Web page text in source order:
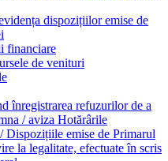
dispozițiilor emise de
financiare
de venituri
înregistrarea refuzurilor de a
/ aviza Hotărârile
Dispozițiile emise de Primarul
la legalitate, efectuate în scris